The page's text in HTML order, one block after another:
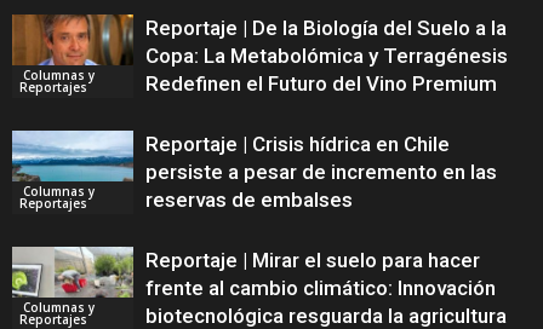
Columnas y
Reportajes
Reportaje | De la Biología del Suelo a la
Copa: La Metabolómica y Terragénesis
Redefinen el Futuro del Vino Premium
Columnas y
Reportajes
Reportaje | Crisis hídrica en Chile
persiste a pesar de incremento en las
reservas de embalses
Columnas y
Reportajes
Reportaje | Mirar el suelo para hacer
frente al cambio climático: Innovación
biotecnológica resguarda la agricultura